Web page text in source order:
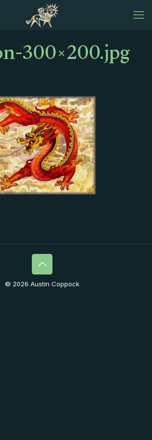
300×200.jpg
© 2026 Austin Coppock